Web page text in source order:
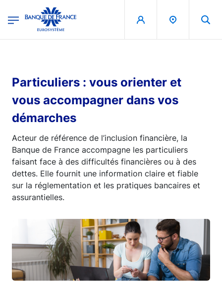
Banque de France - Menu Principal
Particuliers : vous orienter et
vous accompagner dans vos
démarches
Acteur de référence de l’inclusion financière, la
Banque de France accompagne les particuliers
faisant face à des difficultés financières ou à des
dettes. Elle fournit une information claire et fiable
sur la réglementation et les pratiques bancaires et
assurantielles.